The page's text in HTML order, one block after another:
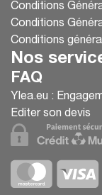
Conditions
Conditions
Conditions
Nos
FAQ
Ylea.eu :
Editer son devis